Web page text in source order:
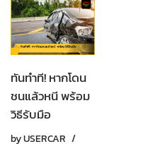
ทันทำที! หากโดน
ชนแล้วหนี พร้อม
วิธีรับมือ
byUSERCAR